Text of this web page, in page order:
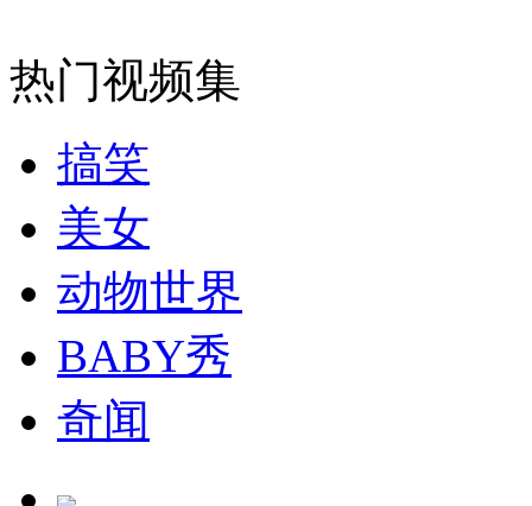
司机酒驾遇交警 急速倒车逃窜
热门视频集
搞笑
美女
动物世界
BABY秀
奇闻